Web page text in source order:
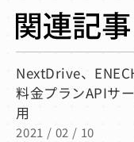
NextDrive、
料金プランAPIサ
用
2021 / 02 / 10